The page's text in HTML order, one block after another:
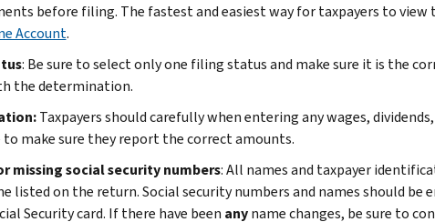
before filing. The fastest and easiest way for taxpayers to view
Account.
: Be sure to select only one filing status and make sure it is the
the determination.
Taxpayers should carefully when entering any wages,
to make sure they report the correct amounts.
missing social security numbers: All names and taxpayer
listed on the return. Social security numbers and names should be
Security card. If there have been anyname changes, be sure to